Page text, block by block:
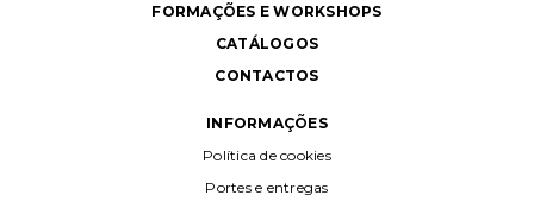
FORMAÇÕES E WORKSHOPS
CATÁLOGOS
CONTACTOS
INFORMAÇÕES
Política de cookies
Portes e entregas